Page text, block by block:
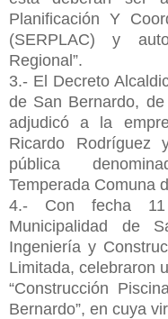
Planificación Y
(SERPLAC) y
Regional”.
3.- El Decreto
de San Bernardo,
adjudicó a la
Ricardo Rodríguez
pública
Temperada Comuna
4.- Con fecha
Municipalidad de
Ingeniería y
Limitada, celebraron
“Construcción
Bernardo”, en cuya